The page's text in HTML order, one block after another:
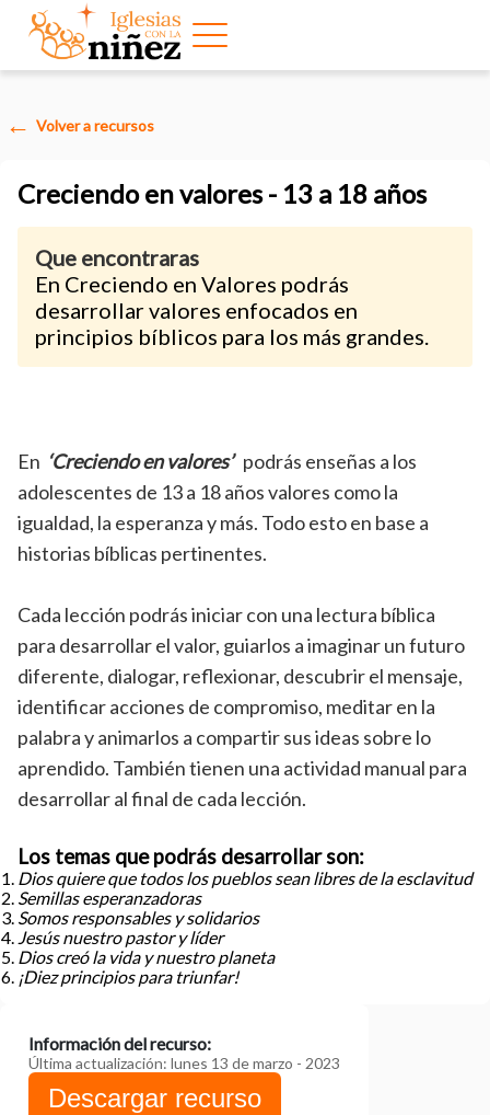
Volver a recursos
Creciendo en valores - 13 a 18 años
Que encontraras
En Creciendo en Valores podrás
desarrollar valores enfocados en
principios bíblicos para los más grandes.
En ‘Creciendo en valores’podrás enseñas a los
adolescentes de 13 a 18 años valores como la
igualdad, la esperanza y más. Todo esto en base a
historias bíblicas pertinentes.
Cada lección podrás iniciar con una lectura bíblica
para desarrollar el valor, guiarlos a imaginar un futuro
diferente, dialogar, reflexionar, descubrir el mensaje,
identificar acciones de compromiso, meditar en la
palabra y animarlos a compartir sus ideas sobre lo
aprendido. También tienen una actividad manual para
desarrollar al final de cada lección.
Los temas que podrás desarrollar son:
Dios quiere que todos los pueblos sean libres de la esclavitud
Semillas esperanzadoras
Somos responsables y solidarios
Jesús nuestro pastor y líder
Dios creó la vida y nuestro planeta
¡Diez principios para triunfar!
Información del recurso:
Última actualización: lunes 13 de marzo - 2023
Descargar recurso